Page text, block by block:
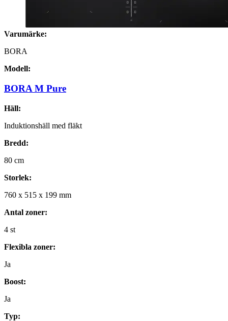
Varumärke:
BORA
Modell:
BORA M Pure
Häll:
Induktionshäll med fläkt
Bredd:
80 cm
Storlek:
760 x 515 x 199 mm
Antal zoner:
4 st
Flexibla zoner:
Ja
Boost:
Ja
Typ: